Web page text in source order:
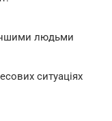
людьми
ситуаціях